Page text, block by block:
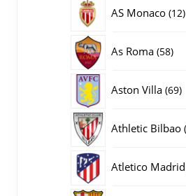
AS Monaco 1212
As Roma 5858
Aston Villa 6969
Athletic Bilbao
Atletico Madrid